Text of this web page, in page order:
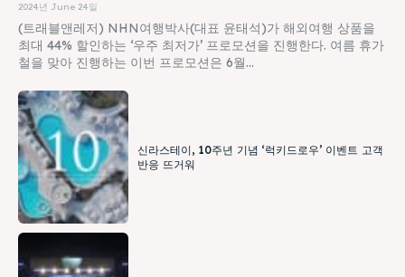
2024년 June 24일
(트래블앤레저) NHN여행박사(대표 윤태석)가 해외여행 상품을
최대 44% 할인하는 ‘우주 최저가’ 프로모션을 진행한다. 여름 휴가
철을 맞아 진행하는 이번 프로모션은 6월...
신라스테이, 10주년 기념 ‘럭키드로우’ 이벤트 고객
반응 뜨거워